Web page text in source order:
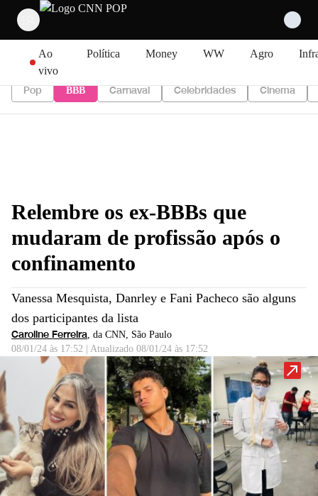
Ao
vivo
Política Money WW Agro
Pop BBB Carnaval Celebridades Cinema
Relembre os ex-BBBs que
mudaram de profissão após o
confinamento
Vanessa Mesquista, Danrley e Fani Pacheco são alguns
dos participantes da lista
Caroline Ferreira, da CNN, São Paulo
08/01/24 às 17:52
Atualizado 08/01/24 às 17:52